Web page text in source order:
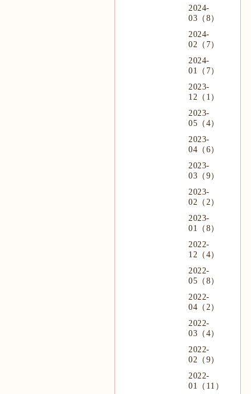
2024-
03（8）
2024-
02（7）
2024-
01（7）
2023-
12（1）
2023-
05（4）
2023-
04（6）
2023-
03（9）
2023-
02（2）
2023-
01（8）
2022-
12（4）
2022-
05（8）
2022-
04（2）
2022-
03（4）
2022-
02（9）
2022-
01（11）